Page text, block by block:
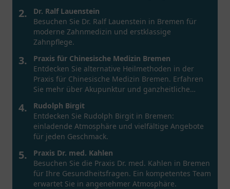
2.
Dr. Ralf Lauenstein
Besuchen Sie Dr. Ralf Lauenstein in Bremen für
moderne Zahnmedizin und erstklassige
Zahnpflege.
3.
Praxis für Chinesische Medizin Bremen
Entdecken Sie alternative Heilmethoden in der
Praxis für Chinesische Medizin Bremen. Erfahren
Sie mehr über Akupunktur und ganzheitliche
4.
Rudolph Birgit
Entdecken Sie Rudolph Birgit in Bremen:
einladende Atmosphäre und vielfältige Angebote
für jeden Geschmack.
5.
Praxis Dr. med. Kahlen
Besuchen Sie die Praxis Dr. med. Kahlen in Bremen
für Ihre Gesundheitsfragen. Ein kompetentes Team
erwartet Sie in angenehmer Atmosphäre.